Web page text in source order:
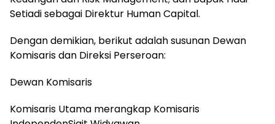
Setiadi sebagai Direktur Human Capital.
Dengan demikian, berikut adalah susunan Dewan
Komisaris dan Direksi Perseroan:
Dewan Komisaris
Komisaris Utama merangkap Komisaris